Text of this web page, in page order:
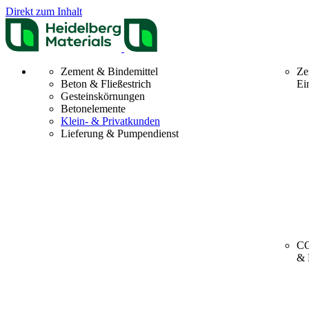
Direkt zum Inhalt
Zement & Bindemittel
Beton & Fließestrich
Gesteinskörnungen
Betonelemente
Klein- & Privatkunden
Lieferung & Pumpendienst
&